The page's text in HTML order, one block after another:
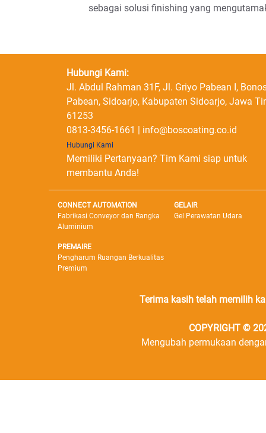
sebagai solusi finishing yang
Hubungi Kami:
Jl. Abdul Rahman 31F, Jl. Griyo Pabean I,
Pabean, Sidoarjo, Kabupaten Sidoarjo, Jawa
61253
0813-3456-1661 | info@boscoating.co.id
Hubungi Kami
Memiliki Pertanyaan? Tim Kami siap untuk
membantu Anda!
CONNECT AUTOMATION
Fabrikasi Conveyor dan Rangka
Aluminium
GELAIR
Gel Perawatan Udara
PREMAIRE
Pengharum Ruangan Berkualitas
Premium
Terima kasih telah memilih
COPYRIGHT ©
Mengubah permukaan